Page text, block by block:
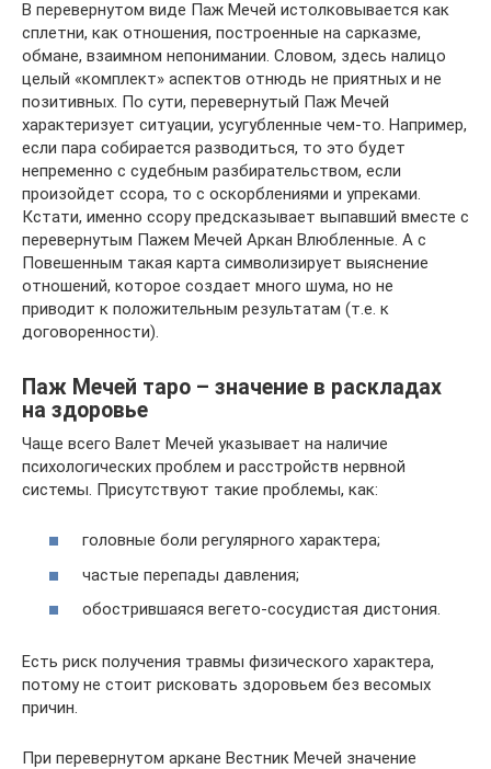
В перевернутом виде Паж Мечей истолковывается как
сплетни, как отношения, построенные на сарказме,
обмане, взаимном непонимании. Словом, здесь налицо
целый «комплект» аспектов отнюдь не приятных и не
позитивных. По сути, перевернутый Паж Мечей
характеризует ситуации, усугубленные чем-то. Например,
если пара собирается разводиться, то это будет
непременно с судебным разбирательством, если
произойдет ссора, то с оскорблениями и упреками.
Кстати, именно ссору предсказывает выпавший вместе с
перевернутым Пажем Мечей Аркан Влюбленные. А с
Повешенным такая карта символизирует выяснение
отношений, которое создает много шума, но не
приводит к положительным результатам (т.е. к
договоренности).
Паж Мечей таро – значение в раскладах
на здоровье
Чаще всего Валет Мечей указывает на наличие
психологических проблем и расстройств нервной
системы. Присутствуют такие проблемы, как:
головные боли регулярного характера;
частые перепады давления;
обострившаяся вегето-сосудистая дистония.
Есть риск получения травмы физического характера,
потому не стоит рисковать здоровьем без весомых
причин.
При перевернутом аркане Вестник Мечей значение